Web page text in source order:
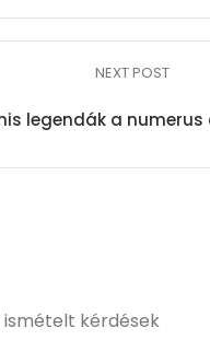
NEXT POST
legendák a numerus
kérdések